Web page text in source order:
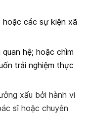
các sự kiện xã
hệ; hoặc chìm
trải nghiệm thực
xấu bởi hành vi
sĩ hoặc chuyên